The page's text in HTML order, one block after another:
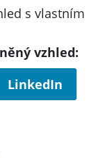
vzhled:
LinkedIn